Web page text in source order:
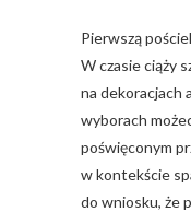
Pierwszą
W czasie ciąży
na dekoracjach
wyborach
poświęconym
w kontekście
do wniosku, że